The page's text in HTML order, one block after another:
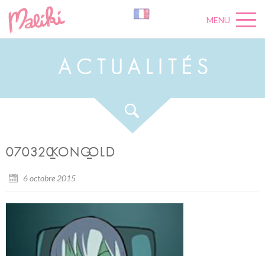
MENU
A C U A L É S
070320_KONG_OLD
6 octobre 2015